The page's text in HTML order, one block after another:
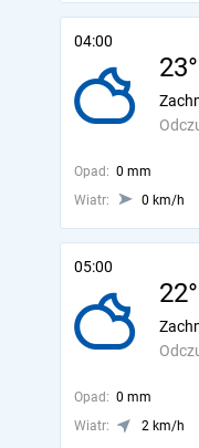
04:00
Opad: 0 mm
Wiatr:
0 km/h
05:00
Opad: 0 mm
Wiatr:
2 km/h